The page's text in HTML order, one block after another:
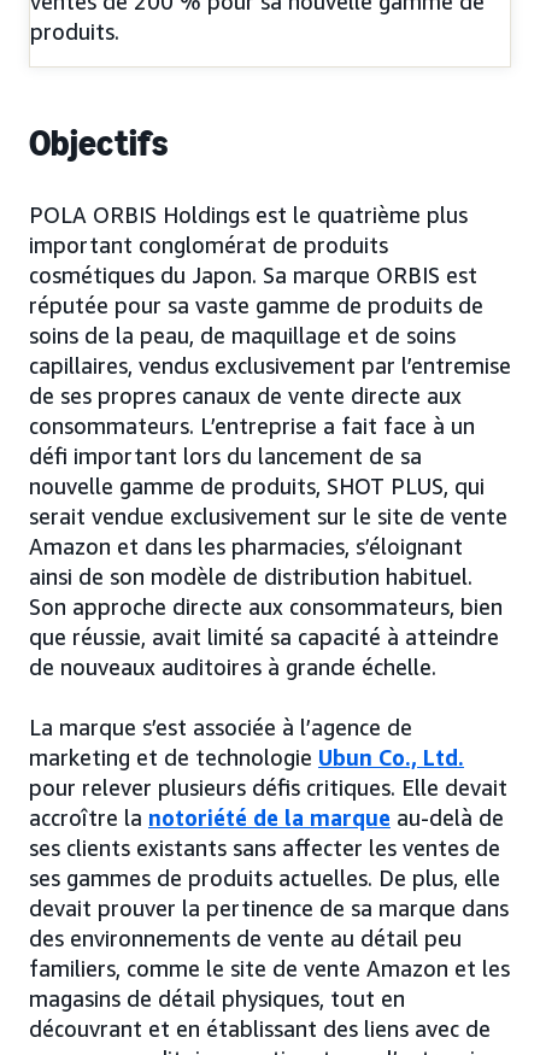
produits.
Objectifs
POLA ORBIS Holdings est le quatrième plus
important conglomérat de produits
cosmétiques du Japon. Sa marque ORBIS est
réputée pour sa vaste gamme de produits de
soins de la peau, de maquillage et de soins
capillaires, vendus exclusivement par l’entremise
de ses propres canaux de vente directe aux
consommateurs. L’entreprise a fait face à un
défi important lors du lancement de sa
nouvelle gamme de produits, SHOT PLUS, qui
serait vendue exclusivement sur le site de vente
Amazon et dans les pharmacies, s’éloignant
ainsi de son modèle de distribution habituel.
Son approche directe aux consommateurs, bien
que réussie, avait limité sa capacité à atteindre
de nouveaux auditoires à grande échelle.
La marque s’est associée à l’agence de
marketing et de technologie Ubun Co., Ltd.
pour relever plusieurs défis critiques. Elle devait
accroître la notoriété de la marque au-delà de
ses clients existants sans affecter les ventes de
ses gammes de produits actuelles. De plus, elle
devait prouver la pertinence de sa marque dans
des environnements de vente au détail peu
familiers, comme le site de vente Amazon et les
magasins de détail physiques, tout en
découvrant et en établissant des liens avec de